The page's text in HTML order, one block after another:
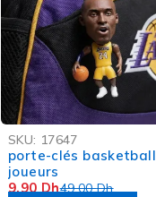
OFFRE FLASH
SKU: 17647
porte-clés basketball
joueurs
49,00Dh
9,90 Dh